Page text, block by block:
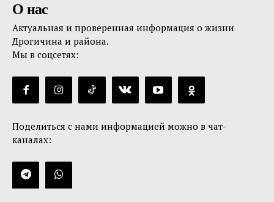
О нас
Актуальная и проверенная информация о жизни
Дрогичина и района.
Мы в соцсетях:
Поделиться с нами информацией можно в чат-
каналах: